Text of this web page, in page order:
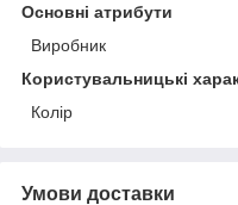
Основні атрибути
Виробник
Користувальницькі
Колір
Умови доставки